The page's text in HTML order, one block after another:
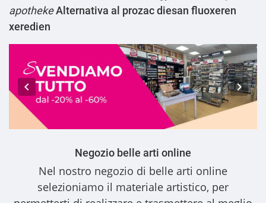
apothekeAlternativa al prozac diesan fluoxeren
xeredien
Negozio belle arti online
Nel nostro negozio di belle arti online
selezioniamo il materiale artistico, per